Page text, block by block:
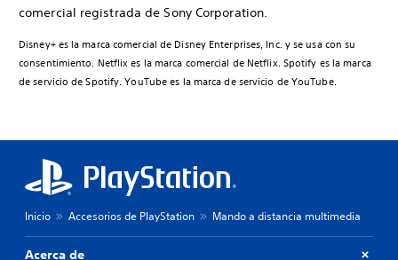
comercial registrada de Sony Corporation.
Disney+ es la marca comercial de Disney Enterprises, Inc. y se usa con su
consentimiento. Netflix es la marca comercial de Netflix. Spotify es la marca
de servicio de Spotify. YouTube es la marca de servicio de YouTube.
Inicio Accesorios de PlayStation Mando a distancia multimedia
Acerca de